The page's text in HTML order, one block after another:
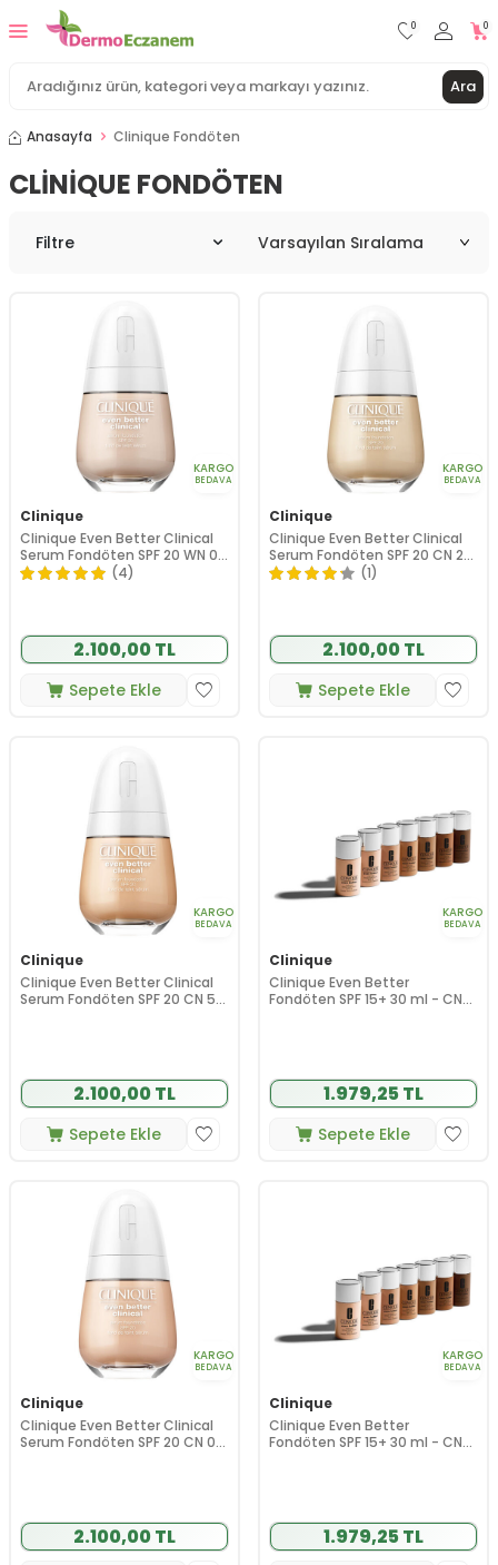
Ara
0 0
Anasayfa Clinique Fondöten
CLINIQUE FONDÖTEN
Filtre
KARGO
BEDAVA
Clinique
Clinique Even Better Clinical
Serum Fondöten SPF 20 WN 01
Flax 30 ml
(4)
2.100,00 TL
Sepete Ekle
KARGO
BEDAVA
Clinique
Clinique Even Better Clinical
Serum Fondöten SPF 20 CN 28
Ivory 30 ml
(1)
2.100,00 TL
Sepete Ekle
KARGO
BEDAVA
Clinique
Clinique Even Better Clinical
Serum Fondöten SPF 20 CN 52
2.100,00 TL
Sepete Ekle
KARGO
BEDAVA
Clinique
Clinique Even Better
Fondöten SPF 15+ 30 ml - CN
1.979,25 TL
Sepete Ekle
KARGO
BEDAVA
Clinique
Clinique Even Better Clinical
Serum Fondöten SPF 20 CN 08
2.100,00 TL
KARGO
BEDAVA
Clinique
Clinique Even Better
Fondöten SPF 15+ 30 ml - CN
1.979,25 TL